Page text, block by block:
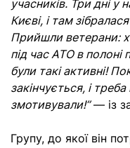
учасників. Три дні у
Києві, і там
Прийшли ветерани:
під час АТО в полоні
були такі активні!
закінчується, і
змотивували!”— із
Групу, до якої він